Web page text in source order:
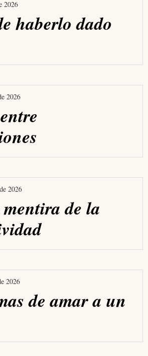
2026
haberlo dado
2026
2026
de la
2026
de amar a un